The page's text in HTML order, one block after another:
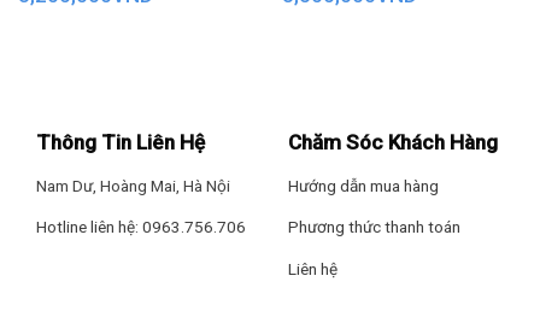
Loại bỏ vi khuẩn, khử mùi thực phẩm cùng công nghệ
kháng khuẩn Ag Clean
Công nghệ kháng khuẩn Ag Clean có các tinh thế bạc Ag+,
bảo vệ khỏi vi khuẩn và
Thông Tin Liên Hệ
Nam Dư, Hoàng Mai, Hà Nội
Hotline liên hệ: 0963.756.706
Chăm Sóc Khách Hàng
Hướng dẫn mua hàng
Phương thức thanh toán
Liên hệ